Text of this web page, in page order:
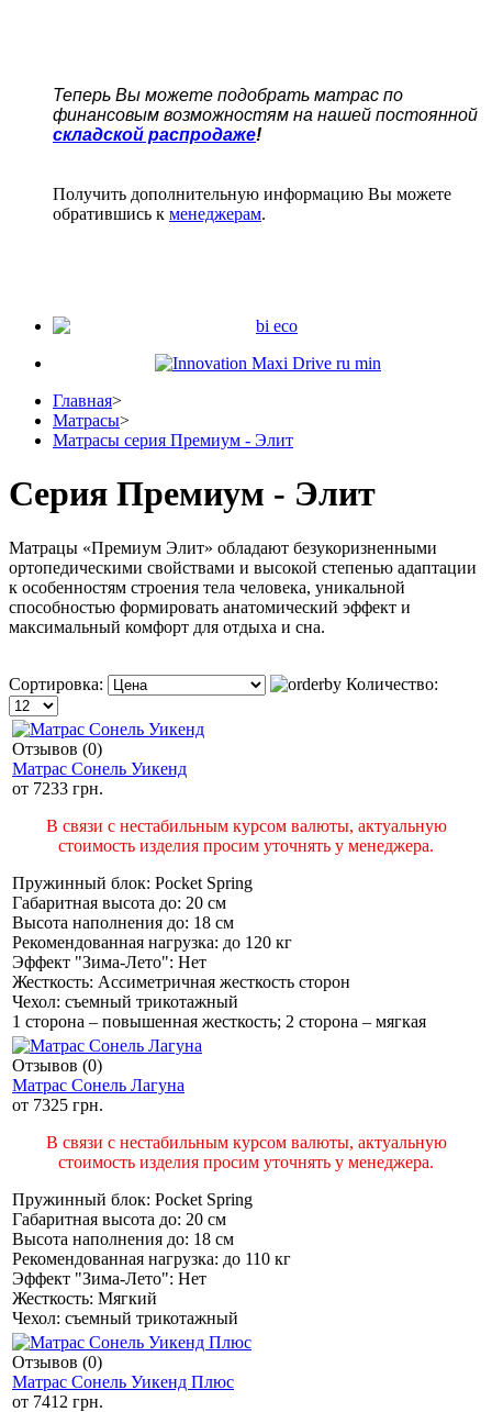
Теперь Вы можете подобрать матрас по
финансовым возможностям на нашей постоянной
складской распродаже!
Получить дополнительную информацию Вы можете
обратившись к менеджерам.
Главная>
Матрасы>
Матрасы серия Премиум - Элит
Серия Премиум - Элит
Матрацы «Премиум Элит» обладают безукоризненными
ортопедическими свойствами и высокой степенью адаптации
к особенностям строения тела человека, уникальной
способностью формировать анатомический эффект и
максимальный комфорт для отдыха и сна.
Сортировка: Количество:
Отзывов (0)
Матрас Сонель Уикенд
от 7233 грн.
В связи с нестабильным курсом валюты, актуальную
стоимость изделия просим уточнять у менеджера.
Пружинный блок: Pocket Spring
Габаритная высота до: 20 см
Высота наполнения до: 18 см
Рекомендованная нагрузка: до 120 кг
Эффект "Зима-Лето": Нет
Жесткость: Ассиметричная жесткость сторон
Чехол: съемный трикотажный
1 сторона – повышенная жесткость; 2 сторона – мягкая
Отзывов (0)
Матрас Сонель Лагуна
от 7325 грн.
В связи с нестабильным курсом валюты, актуальную
стоимость изделия просим уточнять у менеджера.
Пружинный блок: Pocket Spring
Габаритная высота до: 20 см
Высота наполнения до: 18 см
Рекомендованная нагрузка: до 110 кг
Эффект "Зима-Лето": Нет
Жесткость: Мягкий
Чехол: съемный трикотажный
Отзывов (0)
Матрас Сонель Уикенд Плюс
от 7412 грн.